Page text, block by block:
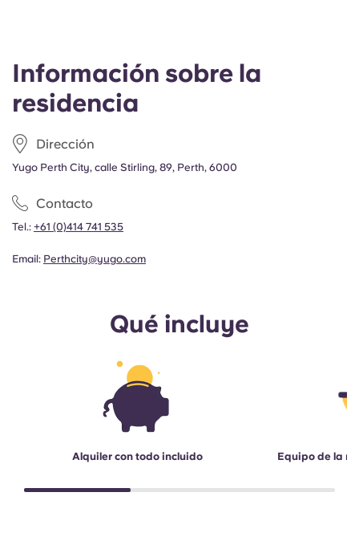
Información sobre la
residencia
Dirección
Yugo Perth City, calle Stirling, 89, Perth, 6000
Contacto
Tel.: +61 (0)414 741 535
Email: Perthcity@yugo.com
Qué incluye
Alquiler con todo incluido
Equipo de la